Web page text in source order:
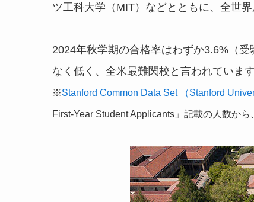
ツ工科大学（MIT）などとともに、全世
2024年秋学期の合格率はわずか3.6%（
なく低く、全米最難関校と言われています
※Stanford Common Data Set （Stanford
First-Year Student Applicants」記載の人数か